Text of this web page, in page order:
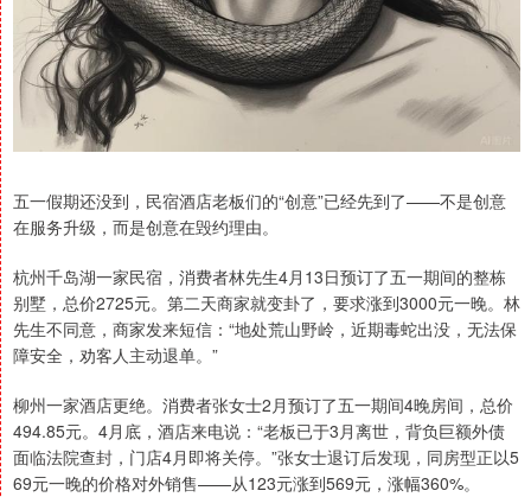
五一假期还没到，民宿酒店老板们的“创意”已经先到了——不是创意
在服务升级，而是创意在毁约理由。
杭州千岛湖一家民宿，消费者林先生4月13日预订了五一期间的整栋
别墅，总价2725元。第二天商家就变卦了，要求涨到3000元一晚。林
先生不同意，商家发来短信：“地处荒山野岭，近期毒蛇出没，无法保
障安全，劝客人主动退单。”
柳州一家酒店更绝。消费者张女士2月预订了五一期间4晚房间，总价
494.85元。4月底，酒店来电说：“老板已于3月离世，背负巨额外债
面临法院查封，门店4月即将关停。”张女士退订后发现，同房型正以5
69元一晚的价格对外销售——从123元涨到569元，涨幅360%。